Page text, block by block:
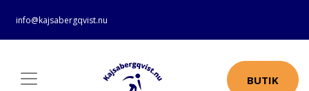
info@kajsabergqvist.nu
BUTIK